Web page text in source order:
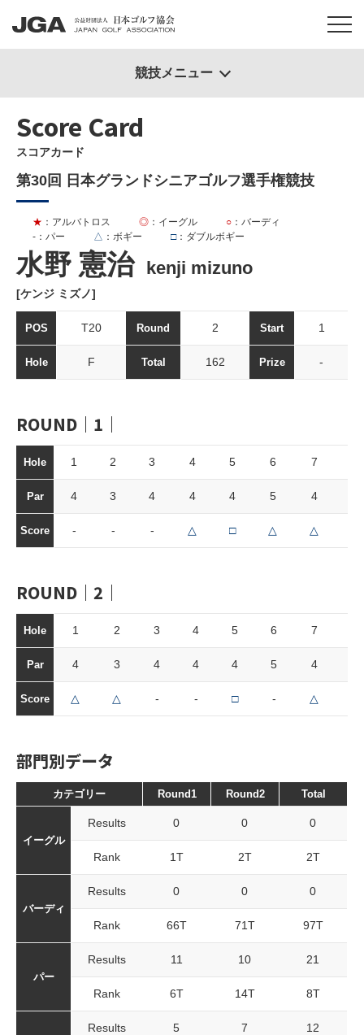
Score Card
スコアカード
第30回 日本グランドシニアゴルフ選手権競技
水野 憲治 kenji mizuno
[ケンジ ミズノ]
★ ：アルバトロス ◎ ：イーグル ○ ：バーディ
- ：パー △ ：ボギー □：ダブルボギー
POS T20 Round 2 Start 1
Hole F Total 162 Prize -
ROUND｜1｜
Hole 1 2 3 4 5 6 7
Par 4 3 4 4 4 5 4
Score - - - △ □ △ △
ROUND｜2｜
Hole 1 2 3 4 5 6 7
Par 4 3 4 4 4 5 4
Score △ △ - - □ - △
部門別データ
カテゴリー Round1 Round2 Total
イーグル
Results 0 0 0
Rank 1T 2T 2T
バーディ
Results 0 0 0
Rank 66T 71T 97T
パー
Results 11 10 21
Rank 6T 14T 8T
Results 5 7 12
競技メニュー